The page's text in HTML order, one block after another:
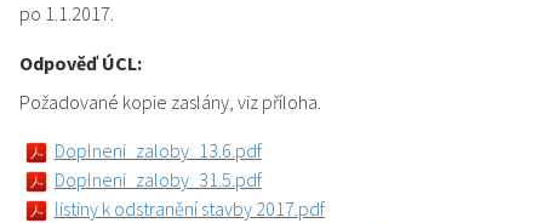
po 1.1.2017.
Odpověď ÚCL:
Požadované kopie zaslány, viz příloha.
Doplneni_zaloby_13.6.pdf
Doplneni_zaloby_31.5.pdf
listiny k odstranění stavby 2017.pdf